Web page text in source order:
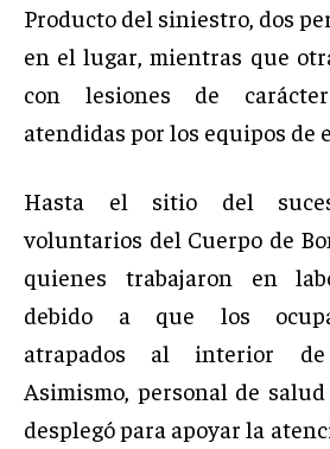
Producto del siniestro, dos
en el lugar, mientras que
con lesiones de
atendidas por los equipos de
Hasta el sitio del
voluntarios del Cuerpo de
quienes trabajaron en
debido a que los
atrapados al interior
Asimismo, personal de
desplegó para apoyar la